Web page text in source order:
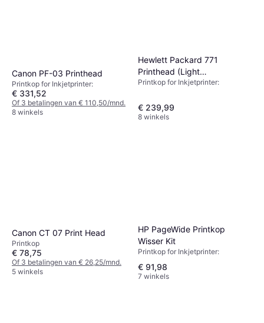
Canon PF-03 Printhead
Printkop for Inkjetprinter:
€ 331,52
Of 3 betalingen van € 110,50/mnd.
8 winkels
Hewlett Packard 771
Printhead (Light
Cyan/Magenta)
Printkop for Inkjetprinter:
€ 239,99
8 winkels
Canon CT 07 Print Head
Printkop
€ 78,75
Of 3 betalingen van € 26,25/mnd.
5 winkels
HP PageWide Printkop
Wisser Kit
Printkop for Inkjetprinter:
€ 91,98
7 winkels